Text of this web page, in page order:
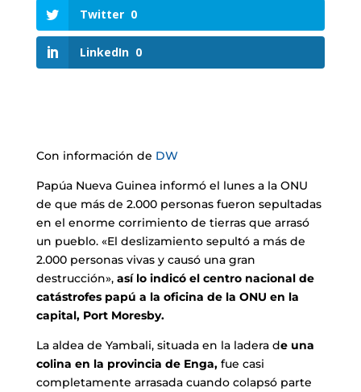
Twitter 0
LinkedIn 0
Con información de DW
Papúa Nueva Guinea informó el lunes a la ONU
de que más de 2.000 personas fueron sepultadas
en el enorme corrimiento de tierras que arrasó
un pueblo. «El deslizamiento sepultó a más de
2.000 personas vivas y causó una gran
destrucción»,así lo indicó el centro nacional de
catástrofes papú a la oficina de la ONU en la
capital, Port Moresby.
La aldea de Yambali, situada en la ladera de una
colina en la provincia de Enga,fue casi
completamente arrasada cuando colapsó parte